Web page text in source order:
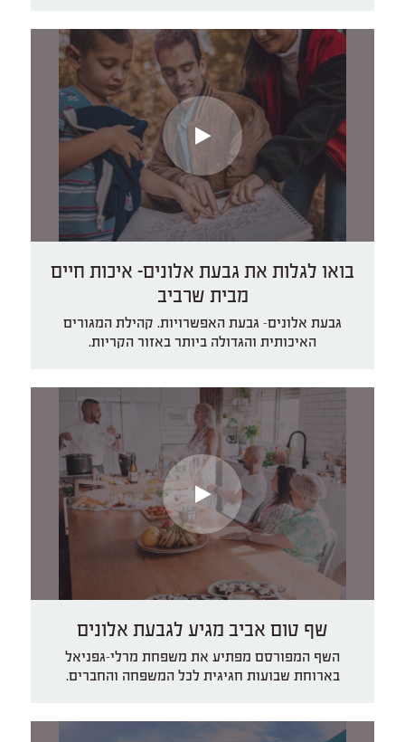
בואו לגלות את גבעת אלונים- איכות חיים
מבית שרביב
גבעת אלונים- גבעת האפשרויות. קהילת המגורים
האיכותית והגדולה ביותר באזור הקריות.
שף טום אביב מגיע לגבעת אלונים
השף המפורסם מפתיע את משפחת מרלי-גפניאל
בארוחת שבועות חגיגית לכל המשפחה והחברים.